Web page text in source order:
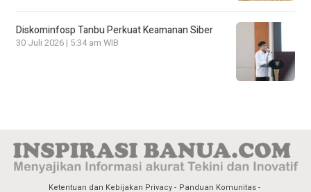
Diskominfosp Tanbu Perkuat Keamanan Siber
30 Juli 2026 | 5:34 am WIB
Ketentuan dan Kebijakan Privacy Panduan Komunitas